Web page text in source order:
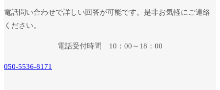
電話問い合わせで詳しい回答が可能です。是非お気軽にご連絡
ください。
電話受付時間 10：00～18：00
050-5536-8171